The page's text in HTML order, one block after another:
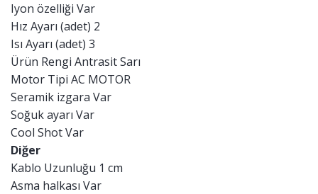
Iyon özelliği Var
Hız Ayarı (adet) 2
Isı Ayarı (adet) 3
Ürün Rengi Antrasit Sarı
Motor Tipi AC MOTOR
Seramik izgara Var
Soğuk ayarı Var
Cool Shot Var
Diğer
Kablo Uzunluğu 1 cm
Asma halkası Var